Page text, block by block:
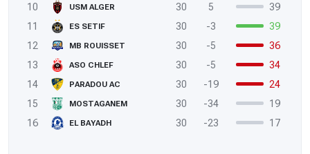
10
USM ALGER 30 5
39
11
ES SETIF 30 -3
39
12
MB ROUISSET 30 -5
36
13
ASO CHLEF 30 -5
34
14
PARADOU AC 30 -19
24
15
MOSTAGANEM 30 -34
19
16
EL BAYADH 30 -23 17